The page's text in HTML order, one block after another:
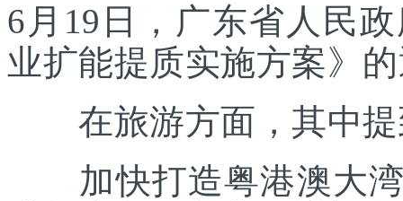
6月19日，广东省人民
业扩能提质实施方案》
在旅游方面，其中提
加快打造粤港澳大湾